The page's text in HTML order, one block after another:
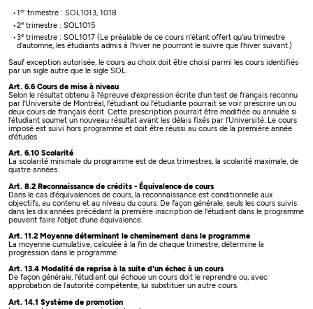
1 ertrimestre : SOL1013, 1018
2etrimestre : SOL1015
3etrimestre : SOL1017 (Le préalable de ce cours n'étant offert qu'au trimestre
d'automne, les étudiants admis à l'hiver ne pourront le suivre que l'hiver suivant.)
Sauf exception autorisée, le cours au choix doit être choisi parmi les cours identifiés
par un sigle autre que le sigle SOL.
Art. 6.6 Cours de mise à niveau
Selon le résultat obtenu à l'épreuve d'expression écrite d'un test de français reconnu
par l'Université de Montréal, l'étudiant ou l'étudiante pourrait se voir prescrire un ou
deux cours de français écrit. Cette prescription pourrait être modifiée ou annulée si
l'étudiant soumet un nouveau résultat avant les délais fixés par l'Université. Le cours
imposé est suivi hors programme et doit être réussi au cours de la première année
d'études.
Art. 6.10 Scolarité
La scolarité minimale du programme est de deux trimestres, la scolarité maximale, de
quatre années.
Art. 8.2 Reconnaissance de crédits - Équivalence de cours
Dans le cas d'équivalences de cours, la reconnaissance est conditionnelle aux
objectifs, au contenu et au niveau du cours. De façon générale, seuls les cours suivis
dans les dix années précédant la première inscription de l'étudiant dans le programme
peuvent faire l'objet d'une équivalence.
Art. 11.2 Moyenne déterminant le cheminement dans le programme
La moyenne cumulative, calculée à la fin de chaque trimestre, détermine la
progression dans le programme.
Art. 13.4 Modalité de reprise à la suite d'un échec à un cours
De façon générale, l'étudiant qui échoue un cours doit le reprendre ou, avec
approbation de l'autorité compétente, lui substituer un autre cours.
Art. 14.1 Système de promotion